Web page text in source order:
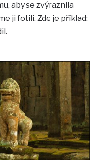
aby se zvýraznila
ji fotili. Zde je příklad: